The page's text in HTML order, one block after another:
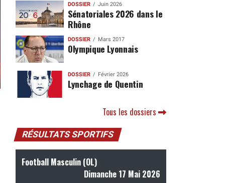
DOSSIER Juin 2026
Sénatoriales 2026 dans le
Rhône
DOSSIER Mars 2017
Olympique Lyonnais
DOSSIER Février 2026
Lynchage de Quentin
Tous les dossiers
RÉSULTATS SPORTIFS
Football Masculin (OL)
Dimanche 17 Mai 2026